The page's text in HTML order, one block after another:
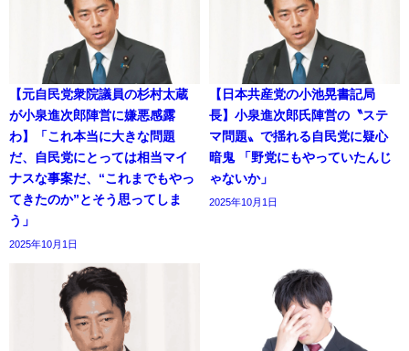
【元自民党衆院議員の杉村太蔵
が小泉進次郎陣営に嫌悪感露
わ】「これ本当に大きな問題
だ、自民党にとっては相当マイ
ナスな事案だ、“これまでもやっ
てきたのか”とそう思ってしま
う」
2025年10月1日
【日本共産党の小池晃書記局
長】小泉進次郎氏陣営の〝ステ
マ問題〟で揺れる自民党に疑心
暗鬼 「野党にもやっていたんじ
ゃないか」
2025年10月1日